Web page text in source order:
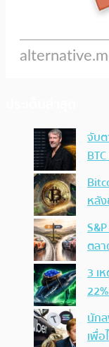
จับต
หลั
ตล
3 เ
นักล
เพื่อ